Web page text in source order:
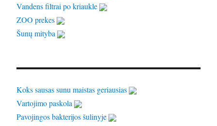
Vandens filtrai po kriaukle
ZOO prekes
Šunų mityba
Koks sausas sunu maistas geriausias
Vartojimo paskola
Pavojingos bakterijos šulinyje